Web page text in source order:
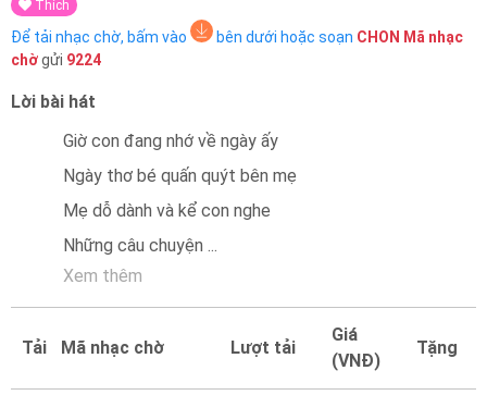
Thể
Loại
Nghệ
Khuyến
Thích
Để tải nhạc chờ, bấm vào bên dưới hoặc soạn CHON Mã nhạc
chờgửi 9224
Lời bài hát
Giờ con đang nhớ về ngày ấy
Ngày thơ bé quấn quýt bên mẹ
Mẹ dỗ dành và kể con nghe
Những câu chuyện ...
Xem thêm
Tải Mã nhạc chờ Lượt tải
Giá
(VNĐ)
Tặng